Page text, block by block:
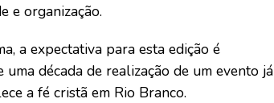
e organização.
a expectativa para esta edição é
década de realização de um evento já
a fé cristã em Rio Branco.